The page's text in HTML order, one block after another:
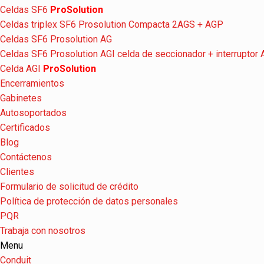
Celdas SF6 ProSolution
Celdas triplex SF6 Prosolution Compacta 2AGS + AGP
Celdas SF6 Prosolution AG
Celdas SF6 Prosolution AGI celda de seccionador + interruptor
Celda AGI ProSolution
Encerramientos
Gabinetes
Autosoportados
Certificados
Blog
Contáctenos
Clientes
Formulario de solicitud de crédito
Política de protección de datos personales
PQR
Trabaja con nosotros
Menu
Conduit